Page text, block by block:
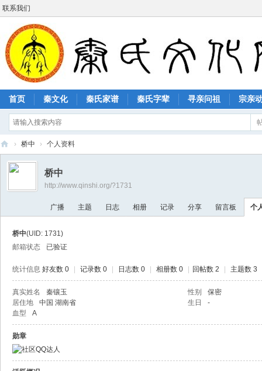
联系我们
首页 秦文化 秦氏家谱 秦氏字辈 寻亲问祖 宗亲
秦
文
› 桥中 › 个人资料
桥中
http://www.qinshi.org/?1731
广播 主题 日志 相册 记录 分享 留言板 个
桥中(UID: 1731)
邮箱状态
已验证
统计信息 好友数 0 记录数 0 日志数 0 相册数 0 回帖数 2 主题数 3
真实姓名 秦镶玉 性别
保密
居住地
中国 湖南省 生日
-
血型
A
勋章